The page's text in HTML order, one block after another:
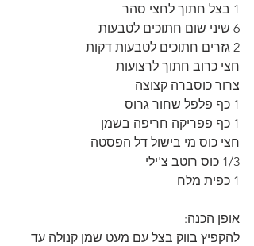
1 בצל חתוך לחצי סהר
6 שיני שום חתוכים לטבעות
2 גזרים חתוכים לטבעות דקות
חצי כרוב חתוך לרצועות
צרור כוסברה קצוצה
1 כף פלפל שחור גרוס
1 כף פפריקה חריפה בשמן
חצי כוס מי בישול דל הפסטה
1/3 כוס רוטב צ'ילי
1 כפית מלח
אופן הכנה:
להקפיץ בווק בצל עם מעט שמן קנולה עד